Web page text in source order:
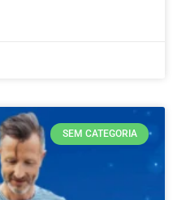
SEM CATEGORIA